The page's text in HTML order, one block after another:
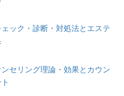
ック・診断・対処法とエステ
セリング理論・効果とカウン